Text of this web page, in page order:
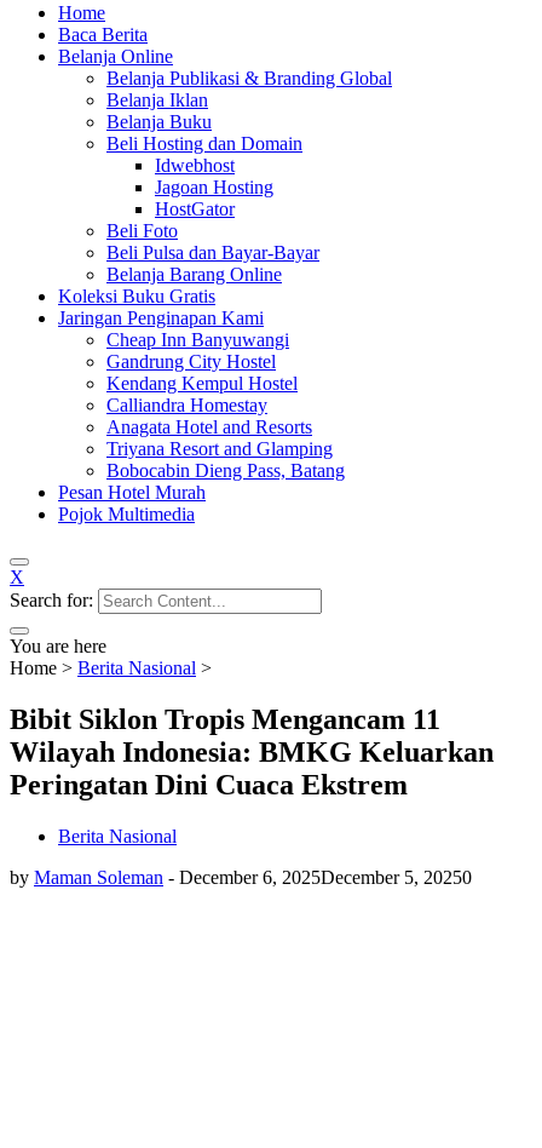
Home
Baca Berita
Belanja Online
Belanja Publikasi & Branding Global
Belanja Iklan
Belanja Buku
Beli Hosting dan Domain
Idwebhost
Jagoan Hosting
HostGator
Beli Foto
Beli Pulsa dan Bayar-Bayar
Belanja Barang Online
Koleksi Buku Gratis
Jaringan Penginapan Kami
Cheap Inn Banyuwangi
Gandrung City Hostel
Kendang Kempul Hostel
Calliandra Homestay
Anagata Hotel and Resorts
Triyana Resort and Glamping
Bobocabin Dieng Pass, Batang
Pesan Hotel Murah
Pojok Multimedia
X
Search for:
You are here
Home > Berita Nasional >
Bibit Siklon Tropis Mengancam 11
Wilayah Indonesia: BMKG Keluarkan
Peringatan Dini Cuaca Ekstrem
Berita Nasional
by Maman Soleman - December 6, 2025December 5, 20250